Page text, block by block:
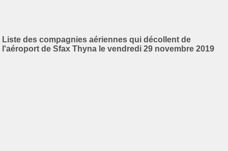
Liste des compagnies aériennes qui décollent de
l'aéroport de Sfax Thyna le vendredi 29 novembre 2019